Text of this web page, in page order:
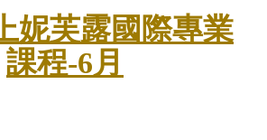
妮芙露國際專業
課程-6月